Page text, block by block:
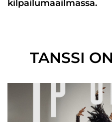
kilpailumaailmassa.
TANSSI